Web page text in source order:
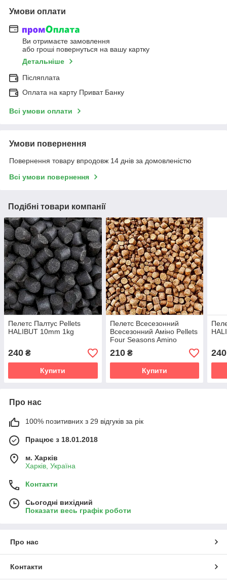
Умови оплати
Ви отримаєте замовлення
або гроші повернуться на вашу картку
Детальніше
Післяплата
Оплата на карту Приват Банку
Всі умови оплати
Умови повернення
Повернення товару впродовж 14 днів за домовленістю
Всі умови повернення
Подібні товари компанії
Пелетс Палтус Pellets
HALIBUT 10mm 1kg
240 ₴
Купити
Пелетс Всесезонний
Всесезонний Аміно Pellets
Four Seasons Amino
4,5mm 1kg
210₴
Купити
240
Про нас
100% позитивних з 29 відгуків за рік
Працює з 18.01.2018
м. Харків
Харків, Україна
Контакти
Сьогодні вихідний
Показати весь графік роботи
Про нас
Контакти